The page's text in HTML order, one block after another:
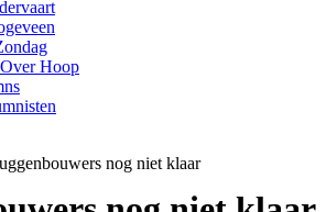
Hoop
nog niet klaar